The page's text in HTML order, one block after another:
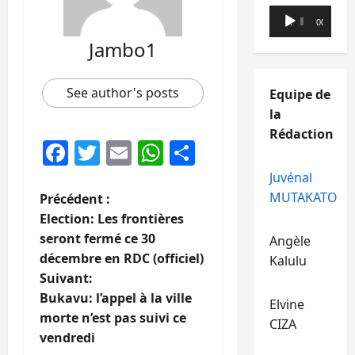
Jambo1
See author's posts
Facebook
Twitter
EmailWhatsApp
N
a
v
i
g
Précédent :
Election: Les frontières
seront fermé ce 30
décembre en RDC (officiel)
Suivant:
Bukavu: l’appel à la ville
morte n’est pas suivi ce
vendredi
Lecteur
audio
00:00 00:00
Equipe de
la
Rédaction
Juvénal
MUTAKATO
Angèle
Kalulu
Elvine
CIZA